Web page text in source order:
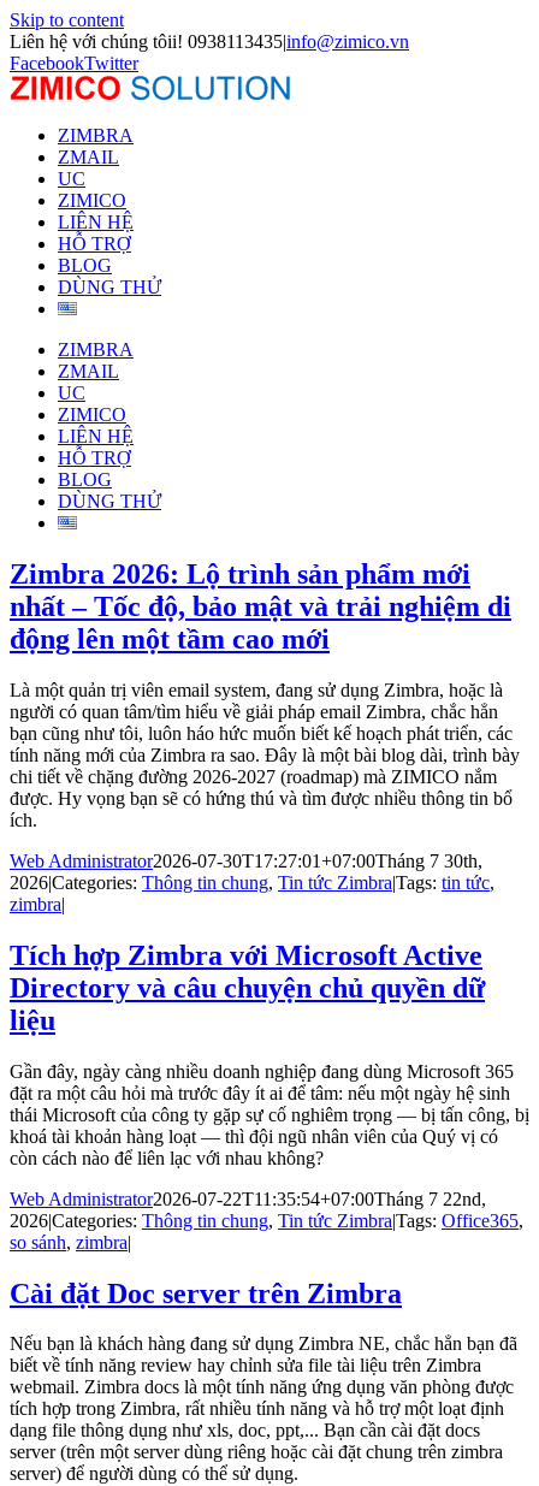
Skip to content
Liên hệ với chúng tôii! 0938113435|info@zimico.vn
FacebookTwitter
ZIMBRA
ZMAIL
UC
ZIMICO
LIÊN HỆ
HỖ TRỢ
BLOG
DÙNG THỬ
ZIMBRA
ZMAIL
UC
ZIMICO
LIÊN HỆ
HỖ TRỢ
BLOG
DÙNG THỬ
Zimbra 2026: Lộ trình sản phẩm mới
nhất – Tốc độ, bảo mật và trải nghiệm di
động lên một tầm cao mới
Là một quản trị viên email system, đang sử dụng Zimbra, hoặc là
người có quan tâm/tìm hiểu về giải pháp email Zimbra, chắc hẳn
bạn cũng như tôi, luôn háo hức muốn biết kế hoạch phát triển, các
tính năng mới của Zimbra ra sao. Đây là một bài blog dài, trình bày
chi tiết về chặng đường 2026-2027 (roadmap) mà ZIMICO nắm
được. Hy vọng bạn sẽ có hứng thú và tìm được nhiều thông tin bổ
ích.
Web Administrator2026-07-30T17:27:01+07:00Tháng 7 30th,
2026|Categories: Thông tin chung, Tin tức Zimbra|Tags: tin tức,
zimbra|
Tích hợp Zimbra với Microsoft Active
Directory và câu chuyện chủ quyền dữ
liệu
Gần đây, ngày càng nhiều doanh nghiệp đang dùng Microsoft 365
đặt ra một câu hỏi mà trước đây ít ai để tâm: nếu một ngày hệ sinh
thái Microsoft của công ty gặp sự cố nghiêm trọng — bị tấn công, bị
khoá tài khoản hàng loạt — thì đội ngũ nhân viên của Quý vị có
còn cách nào để liên lạc với nhau không?
Web Administrator2026-07-22T11:35:54+07:00Tháng 7 22nd,
2026|Categories: Thông tin chung, Tin tức Zimbra|Tags: Office365,
so sánh, zimbra|
Cài đặt Doc server trên Zimbra
Nếu bạn là khách hàng đang sử dụng Zimbra NE, chắc hẳn bạn đã
biết về tính năng review hay chỉnh sửa file tài liệu trên Zimbra
webmail. Zimbra docs là một tính năng ứng dụng văn phòng được
tích hợp trong Zimbra, rất nhiều tính năng và hỗ trợ một loạt định
dạng file thông dụng như xls, doc, ppt,... Bạn cần cài đặt docs
server (trên một server dùng riêng hoặc cài đặt chung trên zimbra
server) để người dùng có thể sử dụng.